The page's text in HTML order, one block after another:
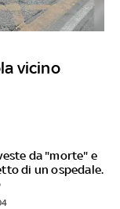
vicino
da "morte" e
di un ospedale.